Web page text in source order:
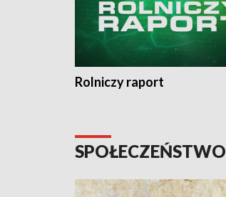
Rolniczy raport
SPOŁECZEŃSTWO